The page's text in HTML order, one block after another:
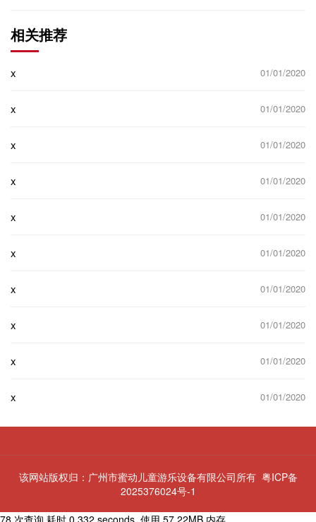
相关推荐
x 01/01/2020
x 01/01/2020
x 01/01/2020
x 01/01/2020
x 01/01/2020
x 01/01/2020
x 01/01/2020
x 01/01/2020
x 01/01/2020
x 01/01/2020
该网站版权归：广州市蜜动儿童游乐设备有限公司所有 粤ICP备
2025376024号-1
78 次查询 耗时 0.332 seconds, 使用 57.22MB 内存